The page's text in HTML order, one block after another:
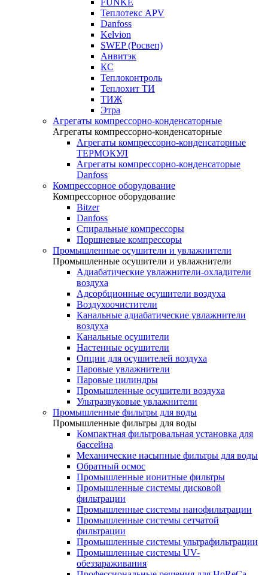
FUNKE
Теплотекс APV
Danfoss
Kelvion
SWEP (Росвеп)
Анвитэк
КС
Теплоконтроль
Теплохит ТИ
ТИЖ
Этра
Агрегаты компрессорно-конденсаторные
Агрегаты компрессорно-конденсаторные
Агрегаты компрессорно-конденсаторные
ТЕРМОКУЛ
Агрегаты компрессорно-конденсаторые
Danfoss
Компрессорное оборудование
Компрессорное оборудование
Bitzer
Danfoss
Спиральные компрессоры
Поршневые компрессоры
Промышленные осушители и увлажнители
Промышленные осушители и увлажнители
Адиабатические увлажнители-охладители
воздуха
Адсорбционные осушители воздуха
Воздухоочистители
Канальные адиабатические увлажнители
воздуха
Канальные осушители
Настенные осушители
Опции для осушителей воздуха
Паровые увлажнители
Паровые цилиндры
Промышленные осушители воздуха
Ультразвуковые увлажнители
Промышленные фильтры для воды
Промышленные фильтры для воды
Компактная фильтровальная установка для
бассейна
Механические насыпные фильтры для воды
Обратный осмос
Промышленные ионитные фильтры
Промышленные системы дисковой
фильтрации
Промышленные системы нанофильтрации
Промышленные системы сетчатой
фильтрации
Промышленные системы ультрафильтрации
Промышленные системы UV-
обеззараживания